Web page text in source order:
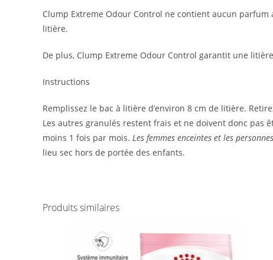
Clump Extreme Odour Control ne contient aucun
litière.
De plus, Clump Extreme Odour Control garantit une
Instructions
Remplissez le bac à litière d’environ 8 cm de litière.
Les autres granulés restent frais et ne doivent donc pas
moins 1 fois par mois. Les femmes enceintes et les
lieu sec hors de portée des enfants.
Produits similaires